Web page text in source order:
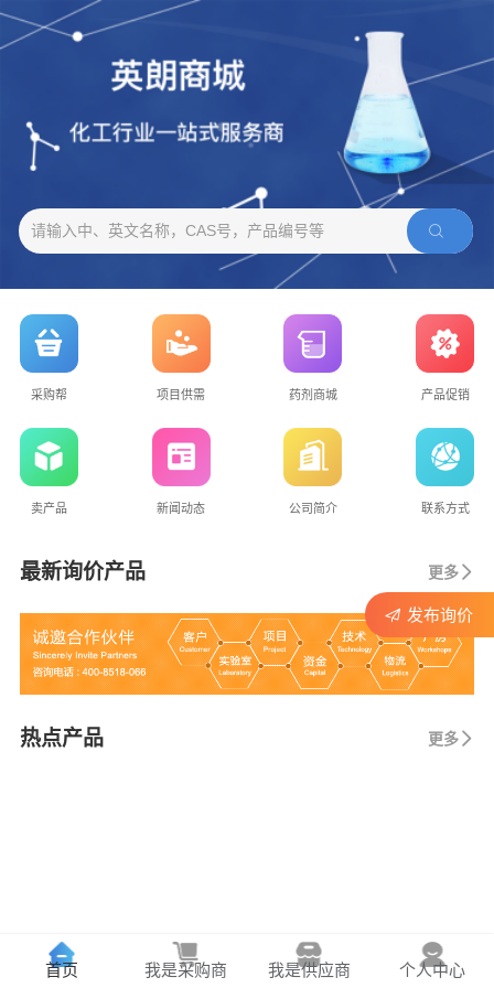
请输入中、英文名称，CAS号，产品编号等
采购帮 项目供需 药剂商城 产品促销
卖产品 新闻动态 公司简介 联系方式
最新询价产品 更多
热点产品 更多
发布询价
首页 我是采购商 我是供应商 个人中心